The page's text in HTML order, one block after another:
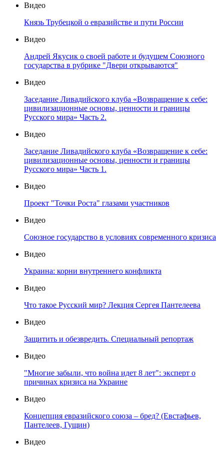
Видео
Князь Трубецкой о евразийстве и пути России
Видео
Андрей Якусик о своей работе и будущем Союзного
государства в рубрике "Двери открываются"
Видео
Заседание Ливадийского клуба «Возвращение к себе:
цивилизационные основы, ценности и границы
Русского мира» Часть 2.
Видео
Заседание Ливадийского клуба «Возвращение к себе:
цивилизационные основы, ценности и границы
Русского мира» Часть 1.
Видео
Проект "Точки Роста" глазами участников
Видео
Союзное государство в условиях современного кризиса
Видео
Украина: корни внутреннего конфликта
Видео
Что такое Русский мир? Лекция Сергея Пантелеева
Видео
Защитить и обезвредить. Специальный репортаж
Видео
"Многие забыли, что война идет 8 лет": эксперт о
причинах кризиса на Украине
Видео
Концепция евразийского союза – бред? (Евстафьев,
Пантелеев, Гущин)
Видео